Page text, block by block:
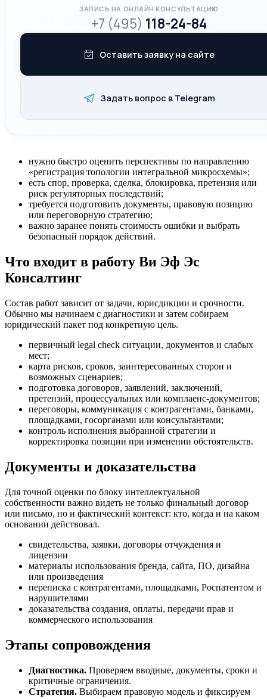
ЗАПИСЬ НА ОНЛАЙН КОНСУЛЬТАЦИЮ
+7 (495) 118-24-84
Оставить заявку на сайте
Задать вопрос в Telegram
нужно быстро оценить перспективы по направлению
«регистрация топологии интегральной микросхемы»;
есть спор, проверка, сделка, блокировка, претензия или
риск регуляторных последствий;
требуется подготовить документы, правовую позицию
или переговорную стратегию;
важно заранее понять стоимость ошибки и выбрать
безопасный порядок действий.
Что входит в работу Ви Эф Эс
Консалтинг
Состав работ зависит от задачи, юрисдикции и срочности.
Обычно мы начинаем с диагностики и затем собираем
юридический пакет под конкретную цель.
первичный legal check ситуации, документов и слабых
мест;
карта рисков, сроков, заинтересованных сторон и
возможных сценариев;
подготовка договоров, заявлений, заключений,
претензий, процессуальных или комплаенс-документов;
переговоры, коммуникация с контрагентами, банками,
площадками, госорганами или консультантами;
контроль исполнения выбранной стратегии и
корректировка позиции при изменении обстоятельств.
Документы и доказательства
Для точной оценки по блоку интеллектуальной
собственности важно видеть не только финальный договор
или письмо, но и фактический контекст: кто, когда и на каком
основании действовал.
свидетельства, заявки, договоры отчуждения и
лицензии
материалы использования бренда, сайта, ПО, дизайна
или произведения
переписка с контрагентами, площадками, Роспатентом и
нарушителями
доказательства создания, оплаты, передачи прав и
коммерческого использования
Этапы сопровождения
Диагностика. Проверяем вводные, документы, сроки и
критичные ограничения.
Стратегия. Выбираем правовую модель и фиксируем